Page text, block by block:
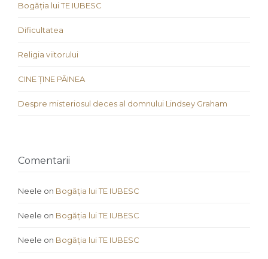
Bogăția lui TE IUBESC
Dificultatea
Religia viitorului
CINE ȚINE PÂINEA
Despre misteriosul deces al domnului Lindsey Graham
Comentarii
Neele on Bogăția lui TE IUBESC
Neele on Bogăția lui TE IUBESC
Neele on Bogăția lui TE IUBESC